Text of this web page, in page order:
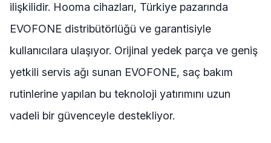
ilişkilidir. Hooma cihazları, Türkiye pazarında
EVOFONE distribütörlüğü ve garantisiyle
kullanıcılara ulaşıyor. Orijinal yedek parça ve geniş
yetkili servis ağı sunan EVOFONE, saç bakım
rutinlerine yapılan bu teknoloji yatırımını uzun
vadeli bir güvenceyle destekliyor.